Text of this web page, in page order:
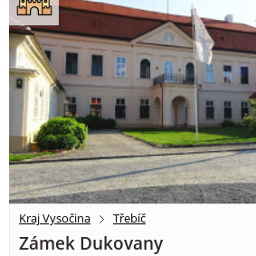
Kraj Vysočina Třebíč
Zámek Dukovany